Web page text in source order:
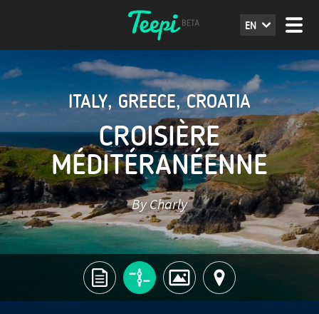
EN
ITALY,GREECE,CROATIA
CROISIÈRE
MÉDITÉRANÉENNE
By Charly